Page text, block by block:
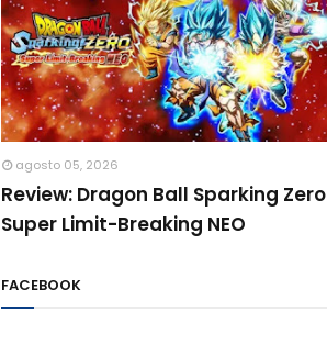
agosto 05, 2026
Review: Dragon Ball Sparking Zero
Super Limit-Breaking NEO
FACEBOOK